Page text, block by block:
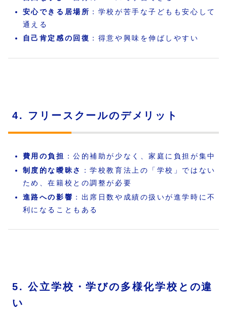
安心できる居場所 ：学校が苦手な子どもも安心して
通える
自己肯定感の回復 ：得意や興味を伸ばしやすい
4. フリースクールのデメリット
費用の負担
：公的補助が少なく、家庭に負担が集中
制度的な曖昧さ
：学校教育法上の「学校」ではない
ため、在籍校との調整が必要
進路への影響 ：出席日数や成績の扱いが進学時に不
利になることもある
5. 公立学校・学びの多様化学校との違
い